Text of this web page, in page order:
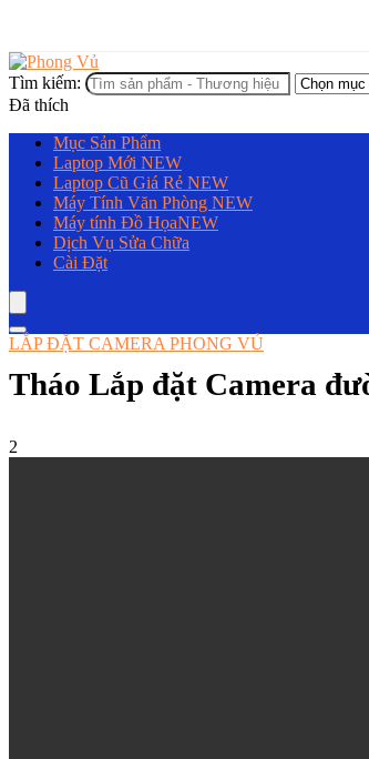
Tìm kiếm:
Đã thích
Mục Sản Phẩm
Laptop Mới NEW
Laptop Cũ Giá Rẻ NEW
Máy Tính Văn Phòng NEW
Máy tính Đồ HọaNEW
Dịch Vụ Sửa Chữa
Cài Đặt
LẮP ĐẶT CAMERA PHONG VỦ
Tháo Lắp đặt Camera
2